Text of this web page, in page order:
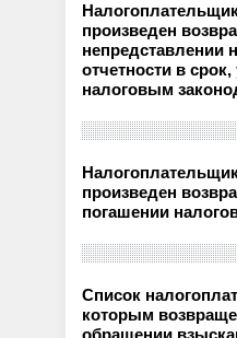
произведен
непредставлении
отчетности в
налоговым
произведен
погашении
Список
которым
обращении